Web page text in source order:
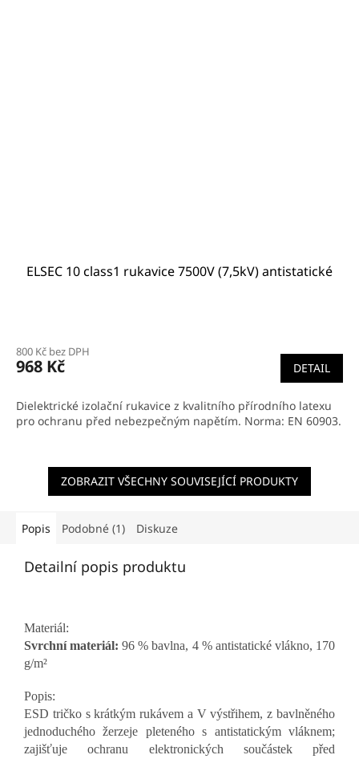
ELSEC 10 class1 rukavice 7500V (7,5kV) antistatické
800 Kč bez DPH
968 Kč DETAIL
Dielektrické izolační rukavice z kvalitního přírodního latexu
pro ochranu před nebezpečným napětím. Norma: EN 60903.
ZOBRAZIT VŠECHNY SOUVISEJÍCÍ PRODUKTY
Popis Podobné (1) Diskuze
Detailní popis produktu
Materiál:
Svrchní materiál: 96 % bavlna, 4 % antistatické vlákno, 170
g/m²
Popis:
ESD tričko s krátkým rukávem a V výstřihem, z bavlněného
jednoduchého žerzeje pleteného s antistatickým vláknem;
zajišťuje ochranu elektronických součástek před